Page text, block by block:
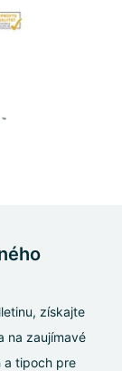
získajte
na zaujímavé
a tipoch pre